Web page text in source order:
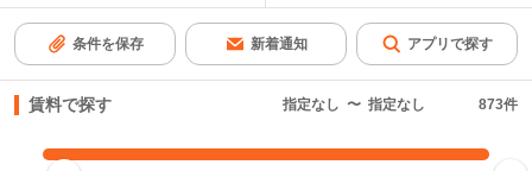
条件を保存 新着通知 アプリで探す
賃料で探す 指定なし 〜 指定なし 873件